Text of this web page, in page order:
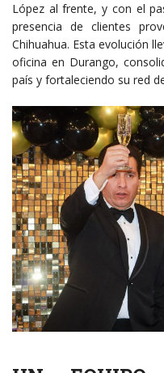
López al frente, y con el
presencia de clientes
Chihuahua. Esta evolución
oficina en Durango,
país y fortaleciendo su red